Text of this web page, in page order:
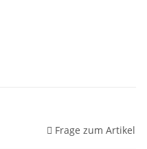
Frage zum Artikel